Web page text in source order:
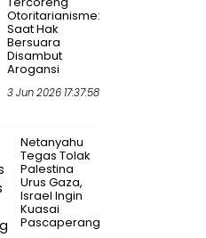
Otoritarianisme:
Saat Hak
Bersuara
Disambut
Arogansi
3 Jun 2026 17:37:58
Netanyahu
Tegas Tolak
Palestina
Urus Gaza,
Israel Ingin
Kuasai
Pascaperang